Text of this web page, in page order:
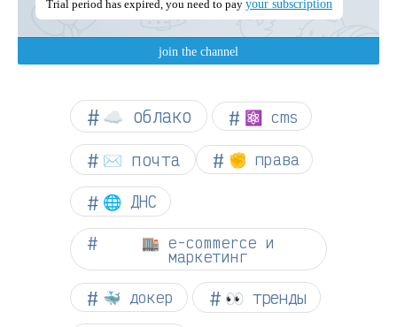
☁︎ облако ⚛ cms
✉️ почта ✊ права
🌐 ДНС
🏬 e-commerce и
маркетинг
🐳 докер 👀 тренды